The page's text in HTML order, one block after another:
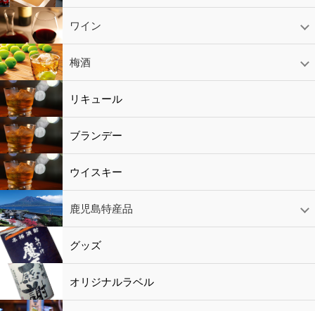
日本酒
スパークリング
ギフト ワイン
赤ワイン
白ワイン
ロゼワイン
スパークリング
シャンパン 梅酒
梅酒
シャンパン
リキュール リキュール
ブランデー
ウイスキー
鹿児島特産品
黒酢・酢
水
鹿児島特産品
おつまみ グッズ
オリジナルラベル